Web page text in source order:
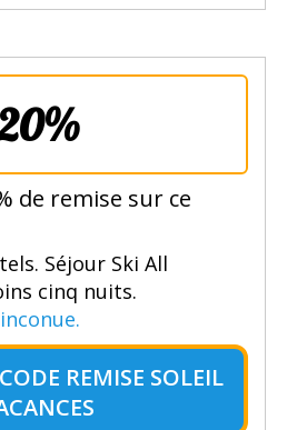
de remise sur ce
Séjour Ski All
cinq nuits.
CODE REMISE SOLEIL